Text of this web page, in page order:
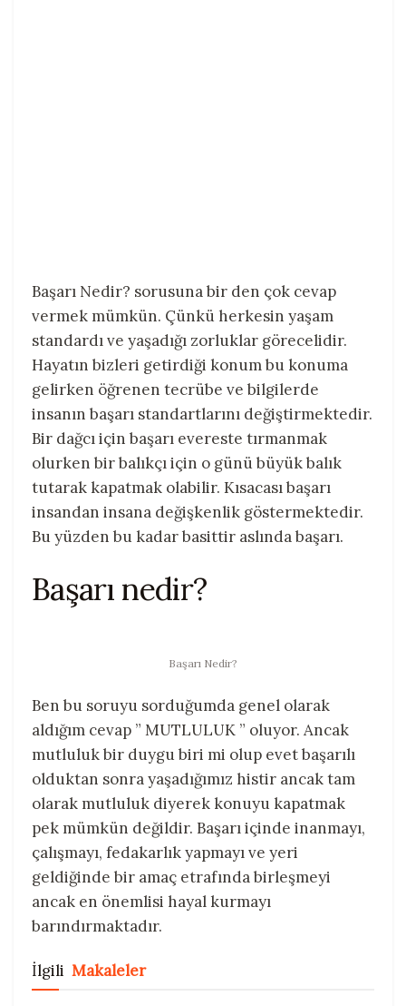
Başarı Nedir? sorusuna bir den çok cevap
vermek mümkün. Çünkü herkesin yaşam
standardı ve yaşadığı zorluklar görecelidir.
Hayatın bizleri getirdiği konum bu konuma
gelirken öğrenen tecrübe ve bilgilerde
insanın başarı standartlarını değiştirmektedir.
Bir dağcı için başarı evereste tırmanmak
olurken bir balıkçı için o günü büyük balık
tutarak kapatmak olabilir. Kısacası başarı
insandan insana değişkenlik göstermektedir.
Bu yüzden bu kadar basittir aslında başarı.
Başarı nedir?
Başarı Nedir?
Ben bu soruyu sorduğumda genel olarak
aldığım cevap ” MUTLULUK ” oluyor. Ancak
mutluluk bir duygu biri mi olup evet başarılı
olduktan sonra yaşadığımız histir ancak tam
olarak mutluluk diyerek konuyu kapatmak
pek mümkün değildir. Başarı içinde inanmayı,
çalışmayı, fedakarlık yapmayı ve yeri
geldiğinde bir amaç etrafında birleşmeyi
ancak en önemlisi hayal kurmayı
barındırmaktadır.
İlgili Makaleler